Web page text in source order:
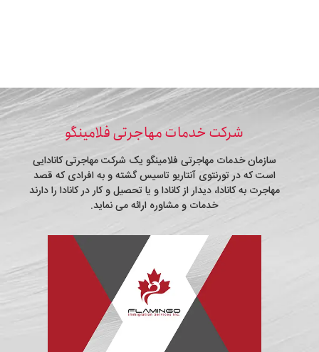
شرکت خدمات مهاجرتی فلامینگو
سازمان خدمات مهاجرتی فلامینگو یک شرکت مهاجرتی کانادایی
است که در تورنتوی آنتاریو تاسیس گشته و به افرادی که قصد
مهاجرت به کانادا، دیدار از کانادا و یا تحصیل و کار در کانادا را دارند
خدمات و مشاوره ارائه می نماید.